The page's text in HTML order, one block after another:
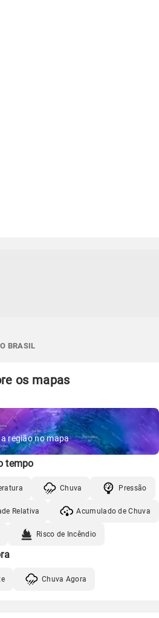
BRASIL
os mapas
região no mapa
tempo
Chuva Pressão
Relativa Acumulado de Chuva
Risco de Incêndio
Chuva Agora